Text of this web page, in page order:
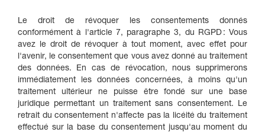
Le droit de révoquer les consentements donnés
conformément à l'article 7, paragraphe 3, du RGPD : Vous
avez le droit de révoquer à tout moment, avec effet pour
l'avenir, le consentement que vous avez donné au traitement
des données. En cas de révocation, nous supprimerons
immédiatement les données concernées, à moins qu'un
traitement ultérieur ne puisse être fondé sur une base
juridique permettant un traitement sans consentement. Le
retrait du consentement n'affecte pas la licéité du traitement
effectué sur la base du consentement jusqu'au moment du